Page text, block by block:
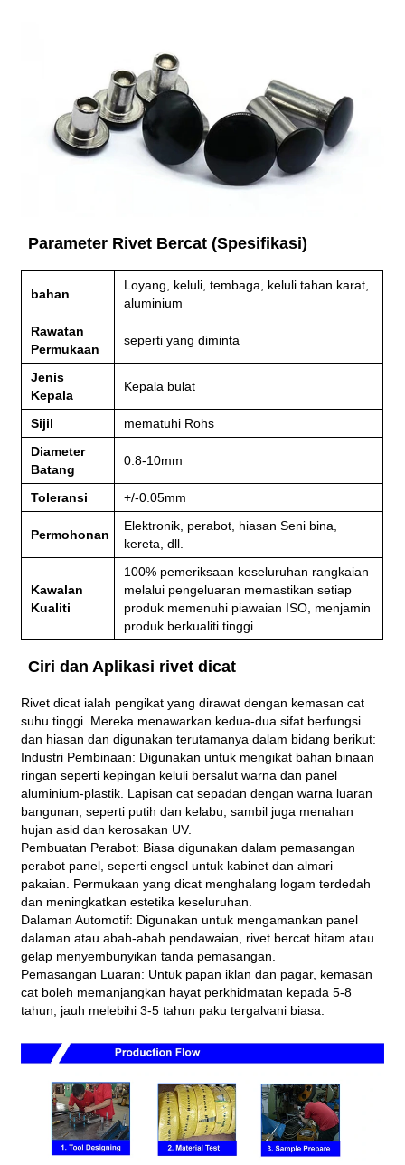
Parameter Rivet Bercat (Spesifikasi)
bahan
Loyang, keluli, tembaga, keluli tahan karat,
aluminium
Rawatan
Permukaan
seperti yang diminta
Jenis
Kepala
Kepala bulat
Sijil
mematuhi Rohs
Diameter
Batang
0.8-10mm
Toleransi +/-0.05mm
Permohonan
Elektronik, perabot, hiasan Seni bina,
kereta, dll.
Kawalan
Kualiti
100% pemeriksaan keseluruhan rangkaian
melalui pengeluaran memastikan setiap
produk memenuhi piawaian ISO, menjamin
produk berkualiti tinggi.
Ciri dan Aplikasi rivet dicat
Rivet dicat ialah pengikat yang dirawat dengan kemasan cat
suhu tinggi. Mereka menawarkan kedua-dua sifat berfungsi
dan hiasan dan digunakan terutamanya dalam bidang berikut:
Industri Pembinaan: Digunakan untuk mengikat bahan binaan
ringan seperti kepingan keluli bersalut warna dan panel
aluminium-plastik. Lapisan cat sepadan dengan warna luaran
bangunan, seperti putih dan kelabu, sambil juga menahan
hujan asid dan kerosakan UV.
Pembuatan Perabot: Biasa digunakan dalam pemasangan
perabot panel, seperti engsel untuk kabinet dan almari
pakaian. Permukaan yang dicat menghalang logam terdedah
dan meningkatkan estetika keseluruhan.
Dalaman Automotif: Digunakan untuk mengamankan panel
dalaman atau abah-abah pendawaian, rivet bercat hitam atau
gelap menyembunyikan tanda pemasangan.
Pemasangan Luaran: Untuk papan iklan dan pagar, kemasan
cat boleh memanjangkan hayat perkhidmatan kepada 5-8
tahun, jauh melebihi 3-5 tahun paku tergalvani biasa.